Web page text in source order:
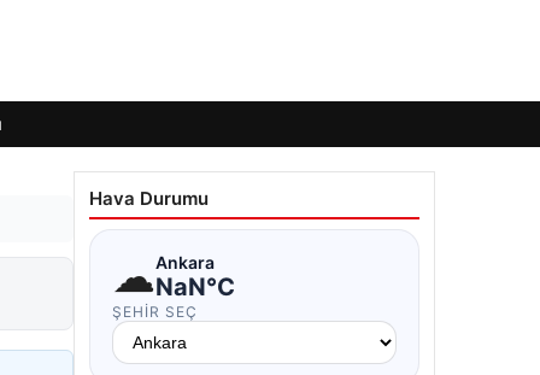
Hava Durumu
☁Ankara
NaN°C
ŞEHIR SEÇ